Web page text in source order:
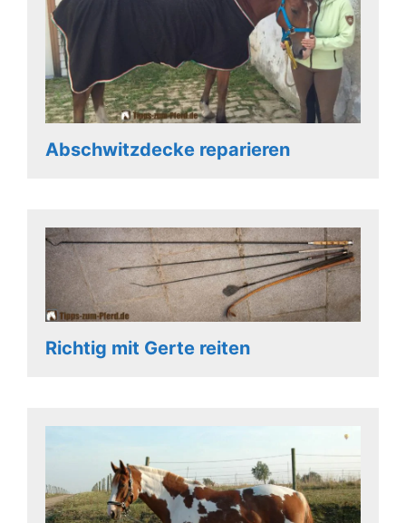
Abschwitzdecke reparieren
Richtig mit Gerte reiten